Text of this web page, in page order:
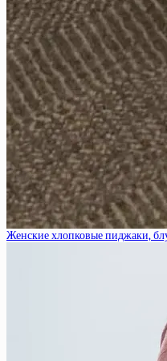
Женские хлопковые пиджаки,